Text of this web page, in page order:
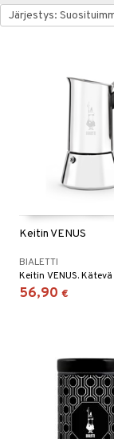
Keitin VENUS
BIALETTI
56,90 €
&
/ Outdoor
&
& Korit